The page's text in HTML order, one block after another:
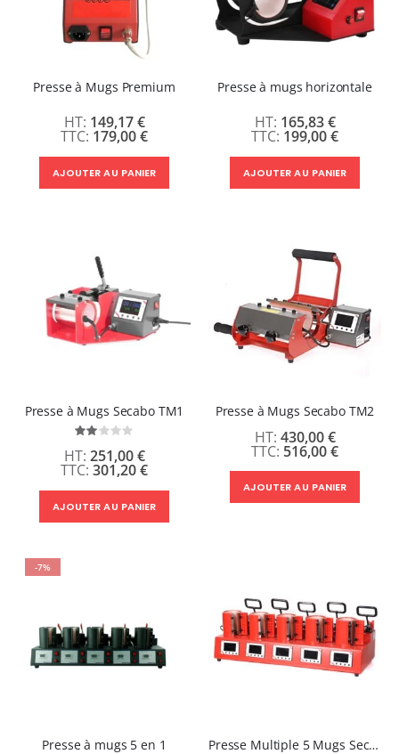
Presse à Mugs Premium
179,00 €
149,17 €
AJOUTER AU PANIER
Presse à mugs horizontale
199,00 €
165,83 €
AJOUTER AU PANIER
Presse à Mugs Secabo TM1
Évaluation:
301,20 €
251,00 €
AJOUTER AU PANIER
Presse à Mugs Secabo TM2
516,00 €
430,00 €
AJOUTER AU PANIER
-7%
Presse à mugs 5 en 1 Presse Multiple 5 Mugs Secabo TM5